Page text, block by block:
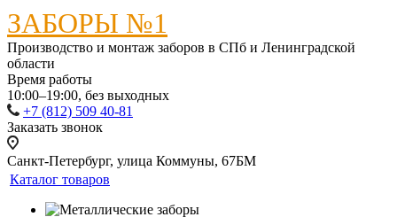
ЗАБОРЫ №1
Производство и монтаж заборов в СПб и Ленинградской
области
Время работы
10:00–19:00, без выходных
+7 (812) 509 40-81
Заказать звонок
Санкт-Петербург, улица Коммуны, 67БМ
Каталог товаров